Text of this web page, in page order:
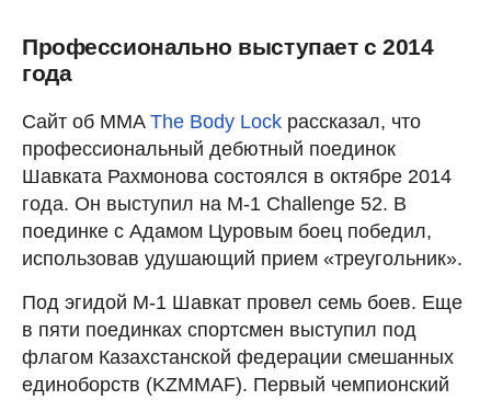
Профессионально выступает с 2014
года
Сайт об MMA The Body Lock рассказал, что
профессиональный дебютный поединок
Шавката Рахмонова состоялся в октябре 2014
года. Он выступил на M-1 Challenge 52. В
поединке с Адамом Цуровым боец победил,
использовав удушающий прием «треугольник».
Под эгидой M-1 Шавкат провел семь боев. Еще
в пяти поединках спортсмен выступил под
флагом Казахстанской федерации смешанных
единоборств (KZMMAF). Первый чемпионский